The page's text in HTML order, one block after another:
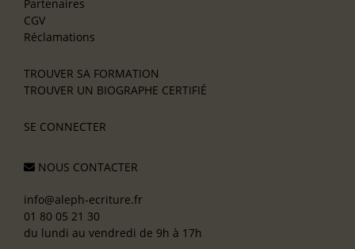
Partenaires
CGV
Réclamations
TROUVER SA FORMATION
TROUVER UN BIOGRAPHE CERTIFIÉ
SE CONNECTER
NOUS CONTACTER
info@aleph-ecriture.fr
01 80 05 21 30
du lundi au vendredi de 9h à 17h